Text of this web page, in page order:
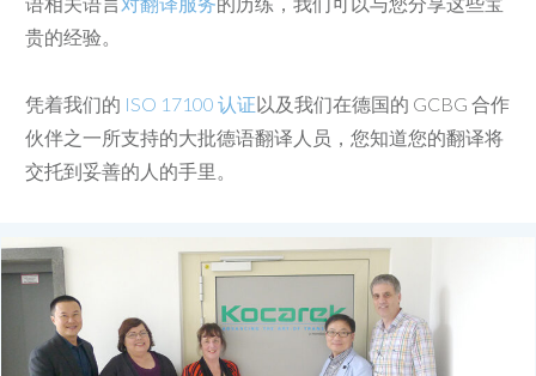
贵的经验。
凭着我们的 ISO 17100 认证以及我们在德国的 GCBG 合作
伙伴之一所支持的大批德语翻译人员，您知道您的翻译将
交托到妥善的人的手里。